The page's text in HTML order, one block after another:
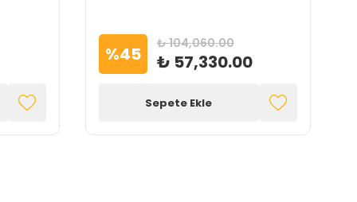
%45 ₺ 104,060.00
₺ 57,330.00
Sepete Ekle